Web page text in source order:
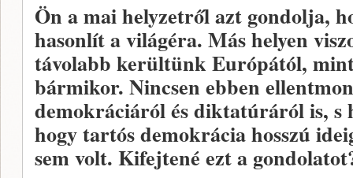
Ön a mai helyzetről azt gondolja,
hasonlít a világéra. Más helyen
távolabb kerültünk Európától,
bármikor. Nincsen ebben
demokráciáról és diktatúráról is, s
hogy tartós demokráciahosszú
sem volt. Kifejtené ezt a